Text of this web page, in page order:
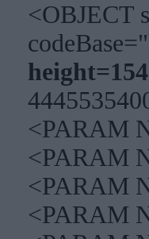
<OBJECT
<PARAM
<PARAM
<PARAM
<PARAM